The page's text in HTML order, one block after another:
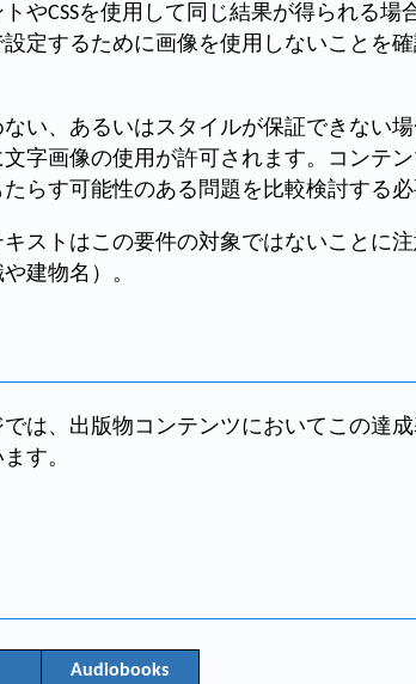
やCSSを使用して同じ結果が得られる場
定するために画像を使用しないことを
い、あるいはスタイルが保証できない
字画像の使用が許可されます。コンテ
らす可能性のある問題を比較検討する必
ストはこの要件の対象ではないことに
建物名）。
は、出版物コンテンツにおいてこの達
す。
Audiobooks